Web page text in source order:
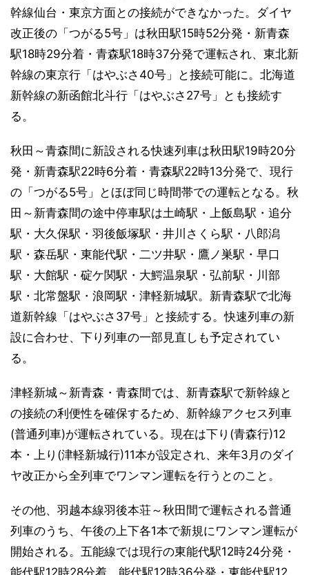
幹線仙台・東京方面との接続ができなかった。ダイヤ
改正後の「つがる5号」は秋田駅15時52分発・新青森
駅18時29分着・青森駅18時37分発で運転され、東北新
幹線の東京行「はやぶさ40号」と接続可能に。北海道
新幹線の新函館北斗行「はやぶさ27号」とも接続す
る。
秋田～青森間に新設される快速列車は秋田駅19時20分
発・新青森駅22時6分着・青森駅22時13分発で、現行
の「つがる5号」とほぼ同じ時間帯での運転となる。秋
田～新青森間の途中停車駅は土崎駅・上飯島駅・追分
駅・大久保駅・羽後飯塚駅・井川さくら駅・八郎潟
駅・森岳駅・東能代駅・二ツ井駅・鷹ノ巣駅・早口
駅・大館駅・碇ケ関駅・大鰐温泉駅・弘前駅・川部
駅・北常盤駅・浪岡駅・津軽新城駅。新青森駅で北海
道新幹線「はやぶさ37号」と接続する。快速列車の新
設に合わせ、下り列車の一部見直しも予定されてい
る。
津軽新城～新青森・青森間では、新青森駅で新幹線と
の接続の利便性を確保するため、新幹線アクセス列車
(普通列車)が運転されている。現在は下り(青森行)12
本・上り(津軽新城行)11本が設定され、来年3月のダイ
ヤ改正から全列車でワンマン運転を行うとのこと。
その他、羽越本線羽後本荘～秋田間で運転される普通
列車のうち、午後の上下各1本で新規にワンマン運転が
開始される。五能線では現行の東能代駅12時24分発・